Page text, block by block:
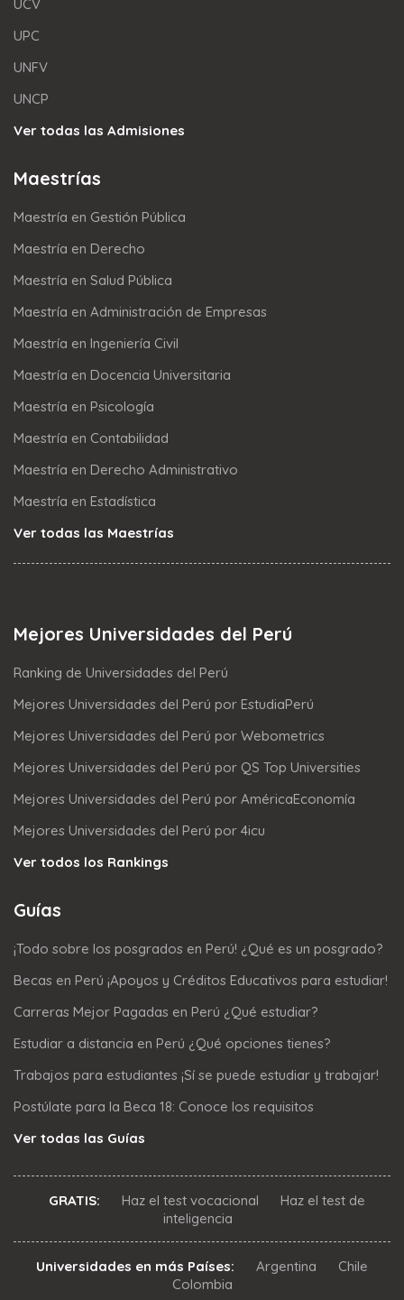
UCV
UPC
UNFV
UNCP
Ver todas las Admisiones
Maestrías
Maestría en Gestión Pública
Maestría en Derecho
Maestría en Salud Pública
Maestría en Administración de Empresas
Maestría en Ingeniería Civil
Maestría en Docencia Universitaria
Maestría en Psicología
Maestría en Contabilidad
Maestría en Derecho Administrativo
Maestría en Estadística
Ver todas las Maestrías
Mejores Universidades del Perú
Ranking de Universidades del Perú
Mejores Universidades del Perú por EstudiaPerú
Mejores Universidades del Perú por Webometrics
Mejores Universidades del Perú por QS Top Universities
Mejores Universidades del Perú por AméricaEconomía
Mejores Universidades del Perú por 4icu
Ver todos los Rankings
Guías
¡Todo sobre los posgrados en Perú! ¿Qué es un posgrado?
Becas en Perú ¡Apoyos y Créditos Educativos para estudiar!
Carreras Mejor Pagadas en Perú ¿Qué estudiar?
Estudiar a distancia en Perú ¿Qué opciones tienes?
Trabajos para estudiantes ¡Sí se puede estudiar y trabajar!
Postúlate para la Beca 18: Conoce los requisitos
Ver todas las Guías
GRATIS: Haz el test vocacional
Haz el test de
inteligencia
Universidades en más Países: Argentina
Chile
Colombia